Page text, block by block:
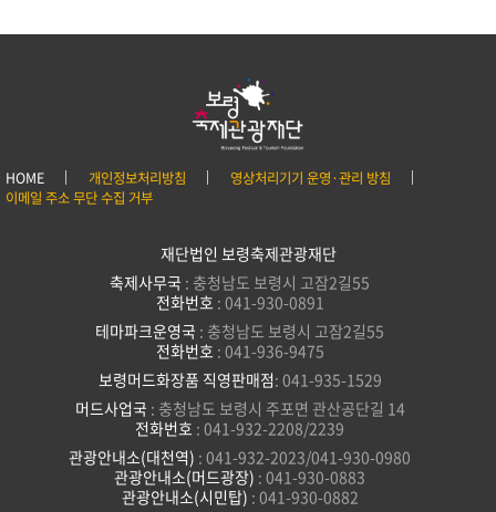
HOME 개인정보처리방침
영상처리기기 운영·관리 방침
이메일 주소 무단 수집 거부
재단법인 보령축제관광재단
축제사무국 : 충청남도 보령시 고잠2길55
전화번호 : 041-930-0891
테마파크운영국 : 충청남도 보령시 고잠2길55
전화번호 : 041-936-9475
보령머드화장품 직영판매점: 041-935-1529
머드사업국 : 충청남도 보령시 주포면 관산공단길 14
전화번호 : 041-932-2208/2239
관광안내소(대천역) : 041-932-2023/041-930-0980
관광안내소(머드광장) : 041-930-0883
관광안내소(시민탑) : 041-930-0882